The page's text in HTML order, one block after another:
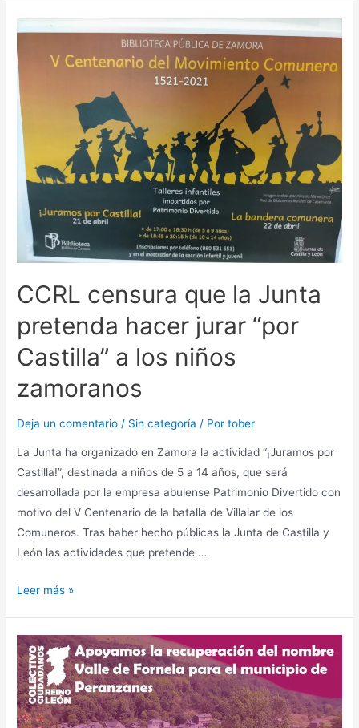
CCRL censura que la Junta
pretenda hacer jurar “por
Castilla” a los niños
zamoranos
Deja un comentario / Sin categoría / Portober
La Junta ha organizado en Zamora la actividad “¡Juramos por
Castilla!”, destinada a niños de 5 a 14 años, que será
desarrollada por la empresa abulense Patrimonio Divertido con
motivo del V Centenario de la batalla de Villalar de los
Comuneros. Tras haber hecho públicas la Junta de Castilla y
León las actividades que pretende …
Leer más »